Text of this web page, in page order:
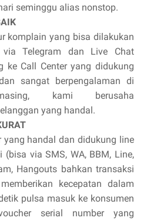
seminggu alias nonstop.
komplain yang bisa dilakukan
Telegram dan Live Chat
ke Call Center yang didukung
sangat berpengalaman di
kami berusaha
yang handal.
yang handal dan didukung line
via SMS, WA, BBM, Line,
Hangouts bahkan transaksi
kecepatan dalam
pulsa masuk ke konsumen
serial number yang